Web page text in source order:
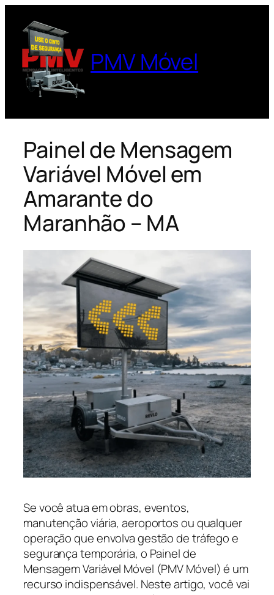
para
conteúdo
PMV Móvel
Painel de Mensagem
Variável Móvel em
Amarante do
Maranhão – MA
Se você atua em obras, eventos,
manutenção viária, aeroportos ou qualquer
operação que envolva gestão de tráfego e
segurança temporária, o Painel de
Mensagem Variável Móvel (PMV Móvel) é um
recurso indispensável. Neste artigo, você vai